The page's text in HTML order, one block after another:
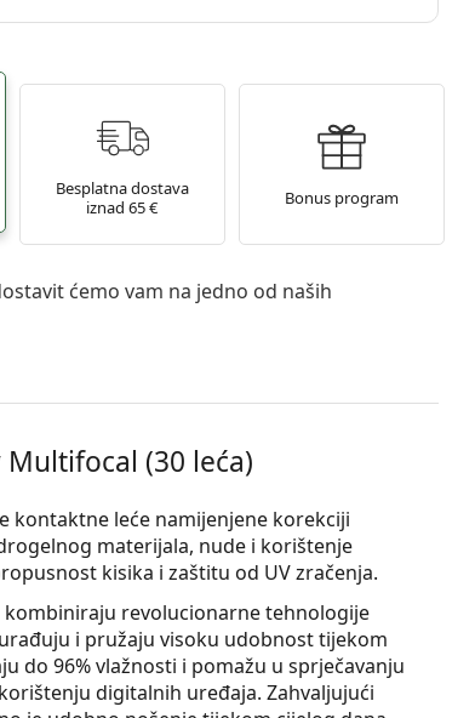
Besplatna dostava
iznad 65 €
Bonus program
ćemo vam na jedno od naših
Multifocal (30 leća)
kontaktne leće namijenjene korekciji
materijala, nude i korištenje
kisika i zaštitu od UV zračenja.
kombiniraju revolucionarne tehnologije
i pružaju visoku udobnost tijekom
do 96% vlažnosti i pomažu u sprječavanju
digitalnih uređaja. Zahvaljujući